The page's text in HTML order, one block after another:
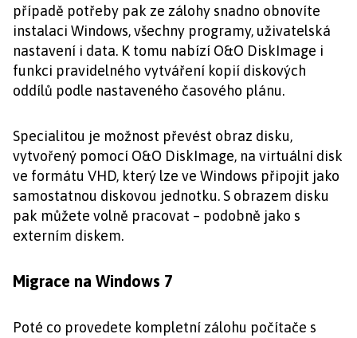
případě potřeby pak ze zálohy snadno obnovíte
instalaci Windows, všechny programy, uživatelská
nastavení i data. K tomu nabízí O&O DiskImage i
funkci pravidelného vytváření kopií diskových
oddílů podle nastaveného časového plánu.
Specialitou je možnost převést obraz disku,
vytvořený pomocí O&O DiskImage, na virtuální disk
ve formátu VHD, který lze ve Windows připojit jako
samostatnou diskovou jednotku. S obrazem disku
pak můžete volně pracovat – podobně jako s
externím diskem.
Migrace na Windows 7
Poté co provedete kompletní zálohu počítače s